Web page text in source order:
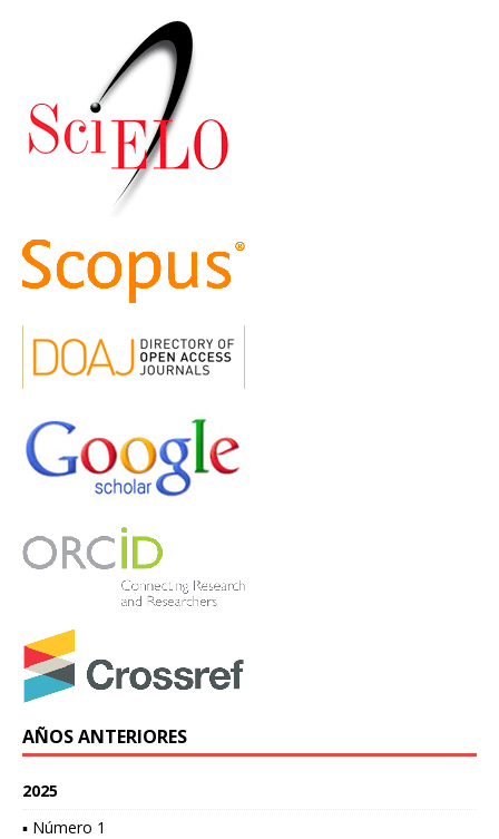
AÑOS ANTERIORES
2025
▪ Número 1